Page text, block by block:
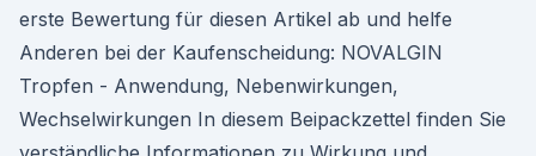
erste Bewertung für diesen Artikel ab und helfe
Anderen bei der Kaufenscheidung: NOVALGIN
Tropfen - Anwendung, Nebenwirkungen,
Wechselwirkungen In diesem Beipackzettel finden Sie